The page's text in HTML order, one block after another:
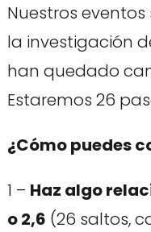
Nuestros
la investigación
han quedado
Estaremos 26
¿Cómo puedes
1 – Haz algo
o 2,6 (26 saltos,